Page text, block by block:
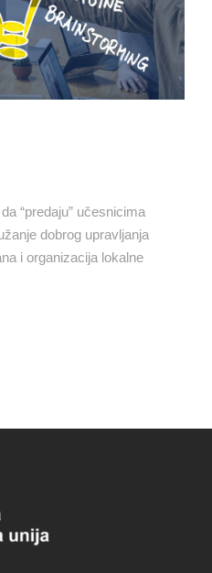
“predaju” učesnicima
dobrog upravljanja
i organizacija lokalne